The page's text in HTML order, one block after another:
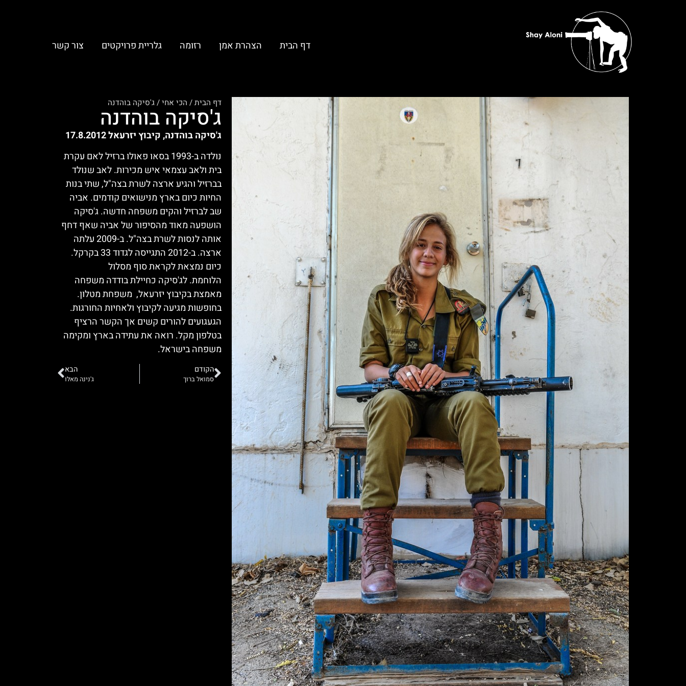
דף הבית הצהרת אמן רזומה גלריית פרויקטים צור קשר
דף הבית/ הכי אחי/ג'סיקה בוהדנה
ג'סיקה בוהדנה
ג'סיקה בוהדנה, קיבוץ יזרעאל 17.8.2012
נולדה ב-1993 בסאו פאולו ברזיל לאם עקרת
בית ולאב עצמאי איש מכירות. לאב שנולד
בברזיל והגיע ארצה לשרת בצה"ל, שתי בנות
החיות כיום בארץ מנישואים קודמים. אביה
שב לברזיל והקים משפחה חדשה. ג'סיקה
הושפעה מאוד מהסיפור של אביה שאף דחף
אותה לנסות לשרת בצה"ל. ב-2009 עלתה
ארצה. ב-2012 התגייסה לגדוד 33 בקרקל.
כיום נמצאת לקראת סוף מסלול
הלוחמת. לג'סיקה כחיילת בודדה משפחה
מאמצת בקיבוץ יזרעאל, משפחת מטלון.
בחופשות מגיעה לקיבוץ ולאחיות החורגות.
הגעגועים להורים קשים אך הקשר הרציף
בטלפון מקל. רואה את עתידה בארץ ומקימה
משפחה בישראל.
הקודם
סמואל ברוך
הבא
ג'נינה מאלו